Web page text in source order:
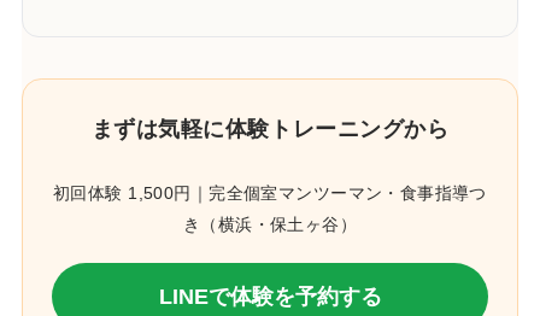
まずは気軽に体験トレーニングから
初回体験 1,500円｜完全個室マンツーマン・食事指導つ
き（横浜・保土ヶ谷）
LINEで体験を予約する